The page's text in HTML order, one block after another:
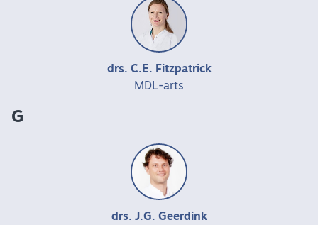
drs. C.E. Fitzpatrick
MDL-arts
G
drs. J.G. Geerdink